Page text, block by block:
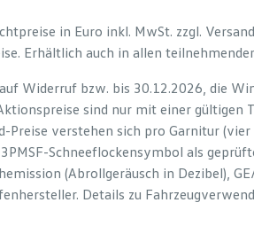
in Euro inkl. MwSt. zzgl.
Erhältlich auch in allen
Widerruf bzw. bis 30.12.2026, die
sind nur mit einer gültigen
verstehen sich pro Garnitur
Schneeflockensymbol als
(Abrollgeräusch in Dezibel),
Details zu